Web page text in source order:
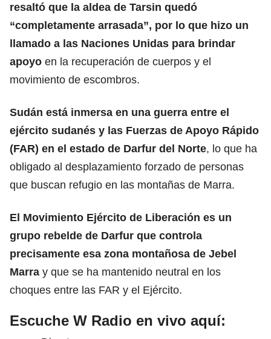
resaltó que la aldea de Tarsin quedó
“completamente arrasada”, por lo que hizo un
llamado a las Naciones Unidas para brindar
apoyo en la recuperación de cuerpos y el
movimiento de escombros.
Sudán está inmersa en una guerra entre el
ejército sudanés y las Fuerzas de Apoyo Rápido
(FAR) en el estado de Darfur del Norte, lo que ha
obligado al desplazamiento forzado de personas
que buscan refugio en las montañas de Marra.
El Movimiento Ejército de Liberación es un
grupo rebelde de Darfur que controla
precisamente esa zona montañosa de Jebel
Marra y que se ha mantenido neutral en los
choques entre las FAR y el Ejército.
Escuche W Radio en vivo aquí: